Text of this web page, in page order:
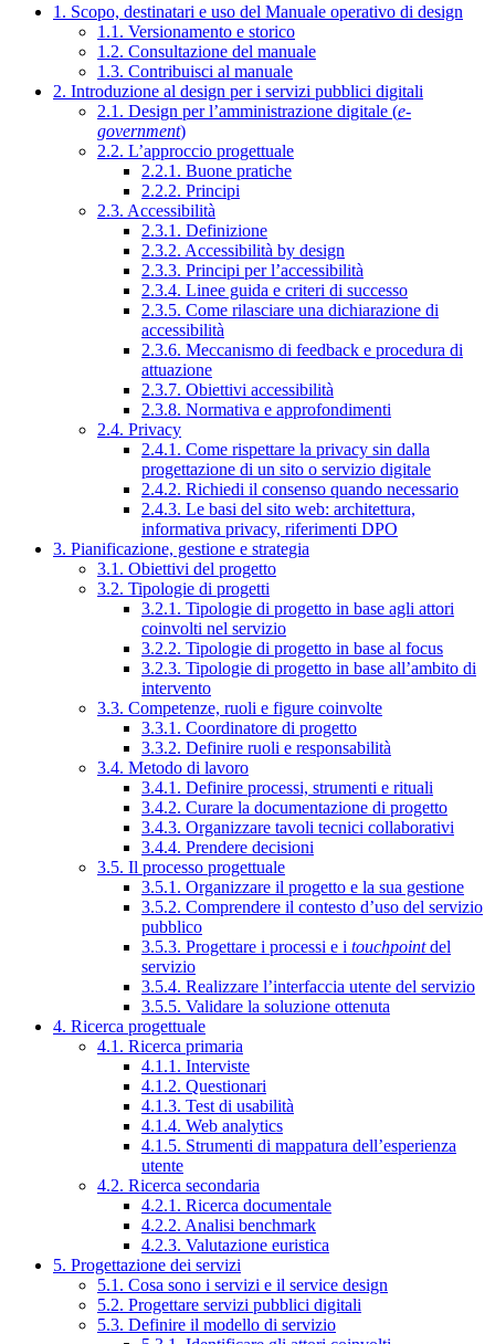
1. Scopo, destinatari e uso del Manuale operativo di design
1.1. Versionamento e storico
1.2. Consultazione del manuale
1.3. Contribuisci al manuale
2. Introduzione al design per i servizi pubblici digitali
2.1. Design per l’amministrazione digitale (e-
government)
2.2. L’approccio progettuale
2.2.1. Buone pratiche
2.2.2. Principi
2.3. Accessibilità
2.3.1. Definizione
2.3.2. Accessibilità by design
2.3.3. Principi per l’accessibilità
2.3.4. Linee guida e criteri di successo
2.3.5. Come rilasciare una dichiarazione di
accessibilità
2.3.6. Meccanismo di feedback e procedura di
attuazione
2.3.7. Obiettivi accessibilità
2.3.8. Normativa e approfondimenti
2.4. Privacy
2.4.1. Come rispettare la privacy sin dalla
progettazione di un sito o servizio digitale
2.4.2. Richiedi il consenso quando necessario
2.4.3. Le basi del sito web: architettura,
informativa privacy, riferimenti DPO
3. Pianificazione, gestione e strategia
3.1. Obiettivi del progetto
3.2. Tipologie di progetti
3.2.1. Tipologie di progetto in base agli attori
coinvolti nel servizio
3.2.2. Tipologie di progetto in base al focus
3.2.3. Tipologie di progetto in base all’ambito di
intervento
3.3. Competenze, ruoli e figure coinvolte
3.3.1. Coordinatore di progetto
3.3.2. Definire ruoli e responsabilità
3.4. Metodo di lavoro
3.4.1. Definire processi, strumenti e rituali
3.4.2. Curare la documentazione di progetto
3.4.3. Organizzare tavoli tecnici collaborativi
3.4.4. Prendere decisioni
3.5. Il processo progettuale
3.5.1. Organizzare il progetto e la sua gestione
3.5.2. Comprendere il contesto d’uso del servizio
pubblico
3.5.3. Progettare i processi e i touchpointdel
servizio
3.5.4. Realizzare l’interfaccia utente del servizio
3.5.5. Validare la soluzione ottenuta
4. Ricerca progettuale
4.1. Ricerca primaria
4.1.1. Interviste
4.1.2. Questionari
4.1.3. Test di usabilità
4.1.4. Web analytics
4.1.5. Strumenti di mappatura dell’esperienza
utente
4.2. Ricerca secondaria
4.2.1. Ricerca documentale
4.2.2. Analisi benchmark
4.2.3. Valutazione euristica
5. Progettazione dei servizi
5.1. Cosa sono i servizi e il service design
5.2. Progettare servizi pubblici digitali
5.3. Definire il modello di servizio